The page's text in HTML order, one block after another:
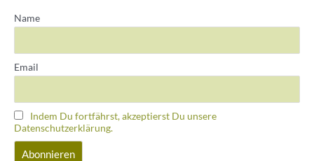
Name
Email
Indem Du fortfährst, akzeptierst Du unsere
Datenschutzerklärung.